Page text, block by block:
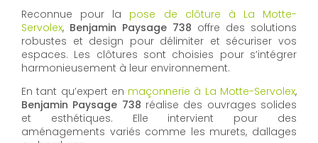
Reconnue pour la pose de clôture à La Motte-
Servolex, Benjamin Paysage 738 offre des solutions
robustes et design pour délimiter et sécuriser vos
espaces. Les clôtures sont choisies pour s’intégrer
harmonieusement à leur environnement.
En tant qu’expert en maçonnerie à La Motte-Servolex,
Benjamin Paysage 738 réalise des ouvrages solides
et esthétiques. Elle intervient pour des
aménagements variés comme les murets, dallages